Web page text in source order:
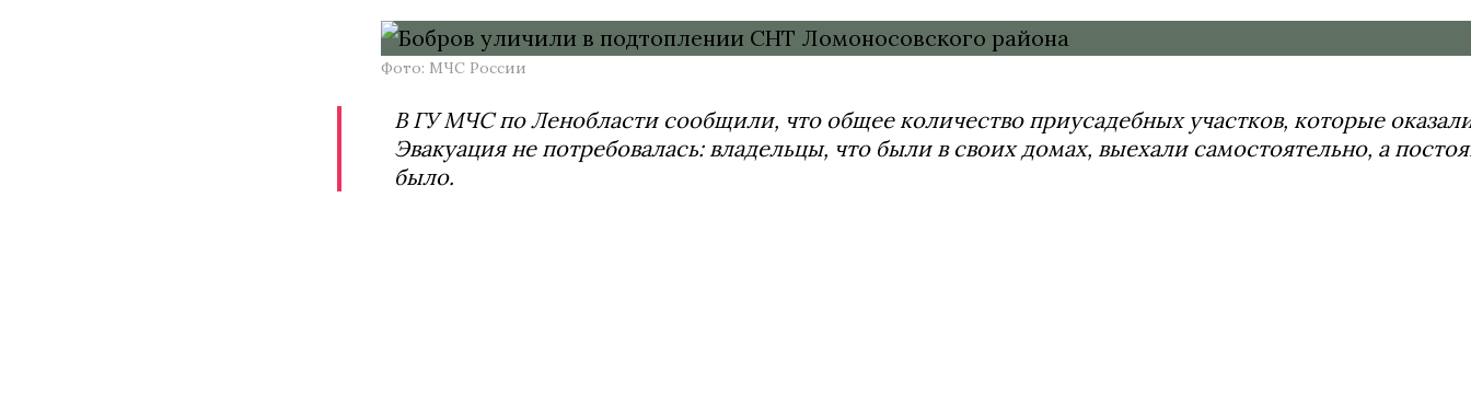
Фото: МЧС России
В ГУ МЧС по Ленобласти сообщили, что общее количество приусадебных участков, которые
Эвакуация не потребовалась: владельцы, что были в своих домах, выехали самостоятельно, а
было.